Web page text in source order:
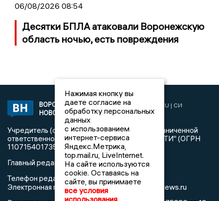
06/08/2026 08:54
Десятки БПЛА атаковали Воронежскую
область ночью, есть повреждения
ВОРОНЕЖСКИЕ
НОВОСТИ
2019 © VORONEZHNEWS.RU | СИ
«Воронежские новости»
Учредитель (соучредители): Общество с ограниченной
ответственностью "РЕГИОНАЛЬНЫЕ НОВОСТИ" (ОГРН
1107154017354)
Главный редактор: Пирогов А.А.
Телефон редакции: +7 (473) 262 77 92
Электронная почта редакции:info@voronezhnews.ru
Нажимая кнопку вы
даете согласие на
обработку персональных
данных
с использованием
интернет-сервиса
Яндекс.Метрика,
top.mail.ru, LiveInternet.
На сайте используются
cookie. Оставаясь на
сайте, вы принимаете
все условия
использования.